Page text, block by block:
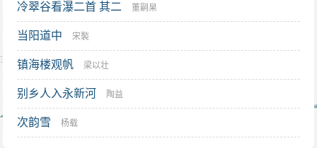
冷翠谷看瀑二首 其二 董嗣杲
当阳道中 宋褧
镇海楼观帆 梁以壮
别乡人入永新河 陶益
次韵雪 杨载